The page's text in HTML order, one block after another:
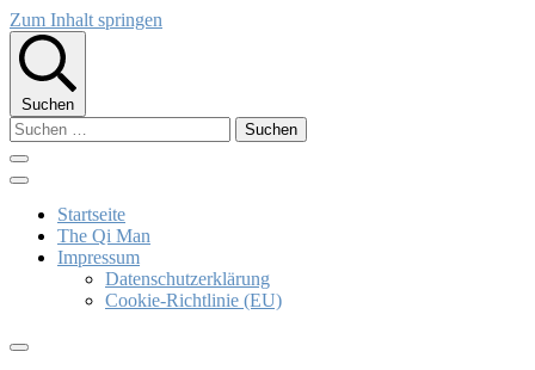
Zum Inhalt springen
Suchen
Suchen
nach:
Klaus Bieber
Startseite
The Qi Man
Impressum
Datenschutzerklärung
Cookie-Richtlinie (EU)